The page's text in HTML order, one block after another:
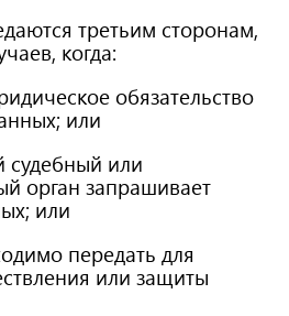
третьим сторонам,
когда:
обязательство
или
или
орган запрашивает
или
передать для
или защиты